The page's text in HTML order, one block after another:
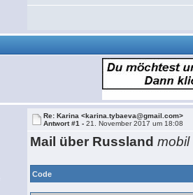
Re: Karina <karina.tybaeva@gmail.com>
Antwort #1 -21. November 2017 um 18:08
Mail über Russland mobil
Code